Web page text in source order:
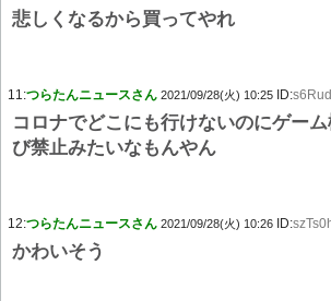
悲しくなるから買ってやれ
11:つらたんニュースさん 2021/09/28(火) 10:25 ID:
コロナでどこにも行けないのにゲー
び禁止みたいなもんやん
12:つらたんニュースさん 2021/09/28(火) 10:26 ID:
かわいそう